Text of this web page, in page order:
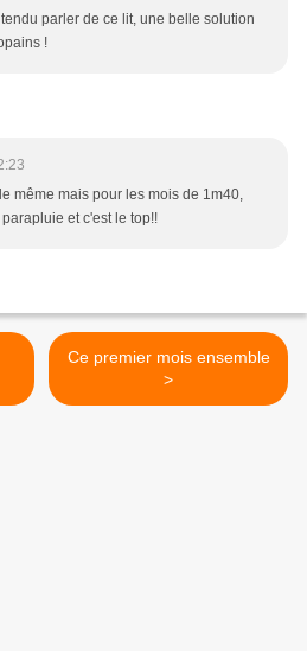
parler de ce lit, une belle solution
!
même mais pour les mois de 1m40,
et c'est le top!!
Ce premier mois ensemble
>